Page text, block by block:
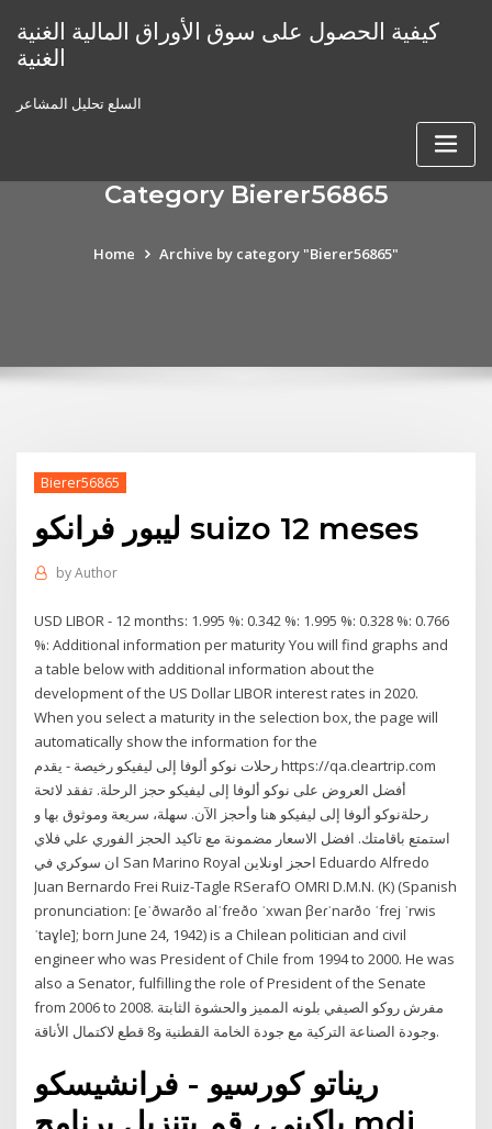
content
كيفية الحصول على سوق الأوراق المالية الغنية
الغنية
السلع تحليل المشاعر
Category Bierer56865
Home Archive by category "Bierer56865"
Bierer56865
ليبور فرانكو suizo 12 meses
byAuthor
USD LIBOR - 12 months: 1.995 %: 0.342 %: 1.995 %: 0.328 %: 0.766
%: Additional information per maturity You will find graphs and
a table below with additional information about the
development of the US Dollar LIBOR interest rates in 2020.
When you select a maturity in the selection box, the page will
automatically show the information for the
رحلات نوكو ألوفا إلى ليفيكو رخيصة - يقدم https://qa.cleartrip.com
أفضل العروض على نوكو ألوفا إلى ليفيكو حجز الرحلة. تفقد لائحة
رحلةنوكو ألوفا إلى ليفيكو هنا وأحجز الآن. سهلة، سريعة وموثوق بها و
استمتع باقامتك. افضل الاسعار مضمونة مع تاكيد الحجز الفوري علي فلاي
ان سوكري في San Marino Royal احجز اونلاين Eduardo Alfredo
Juan Bernardo Frei Ruiz-Tagle RSerafO OMRI D.M.N. (K) (Spanish
pronunciation: [eˈðwaɾðo alˈfɾeðo ˈxwan βeɾˈnaɾðo ˈfɾej ˈrwis
ˈtaɣle]; born June 24, 1942) is a Chilean politician and civil
engineer who was President of Chile from 1994 to 2000. He was
also a Senator, fulfilling the role of President of the Senate
from 2006 to 2008. مفرش روكو الصيفي بلونه المميز والحشوة الثابتة
وجودة الصناعة التركية مع جودة الخامة القطنية و8 قطع لاكتمال الأناقة.
ريناتو كورسيو - فرانشيسكو